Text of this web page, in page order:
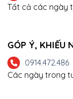
Tất cả các ngày
GÓP Ý, KHIẾU
0914.472.486
Các ngày trong